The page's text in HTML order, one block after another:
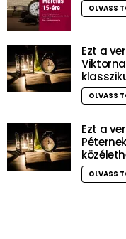
OLVASS
Ezt a
OLVASS
Ezt a
OLVASS